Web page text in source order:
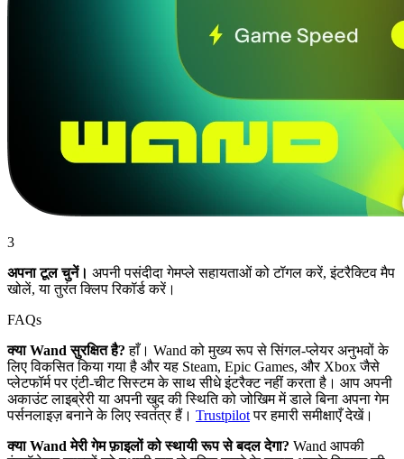
3
अपना टूल चुनें। अपनी पसंदीदा गेमप्ले सहायताओं को टॉगल करें, इंटरैक्टिव मैप
खोलें, या तुरंत क्लिप रिकॉर्ड करें।
FAQs
क्या Wand सुरक्षित है? हाँ। Wand को मुख्य रूप से सिंगल-प्लेयर अनुभवों के
लिए विकसित किया गया है और यह Steam, Epic Games, और Xbox जैसे
प्लेटफॉर्म पर एंटी-चीट सिस्टम के साथ सीधे इंटरैक्ट नहीं करता है। आप अपनी
अकाउंट लाइब्रेरी या अपनी खुद की स्थिति को जोखिम में डाले बिना अपना गेम
पर्सनलाइज़ बनाने के लिए स्वतंत्र हैं। Trustpilotपर हमारी समीक्षाएँ देखें।
क्या Wand मेरी गेम फ़ाइलों को स्थायी रूप से बदल देगा? Wand आपकी